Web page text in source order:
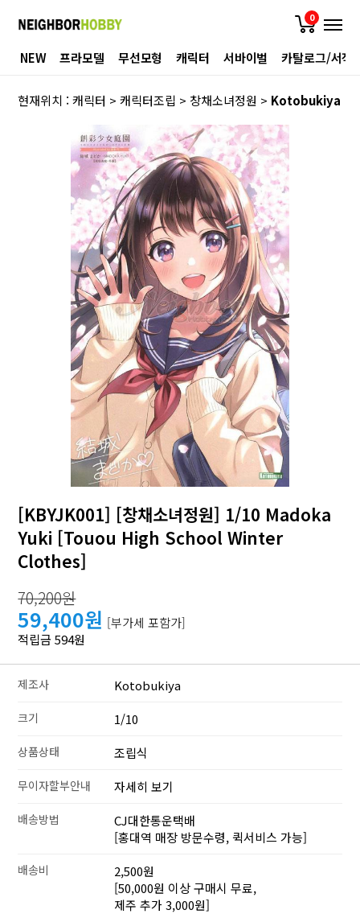
0
NEW 프라모델 무선모형 캐릭터 서바이벌 카탈로그/서적
현재위치 :캐릭터 >캐릭터조립 > 창채소녀정원 > Kotobukiya
[KBYJK001] [창채소녀정원] 1/10 Madoka
Yuki [Touou High School Winter
Clothes]
70,200원
59,400원 [부가세 포함가]
적립금 594원
제조사 Kotobukiya
크기 1/10
상품상태 조립식
무이자할부안내 자세히 보기
배송방법
CJ대한통운택배
[홍대역 매장 방문수령, 퀵서비스 가능]
배송비
2,500원
[50,000원 이상 구매시 무료,
제주 추가 3,000원]